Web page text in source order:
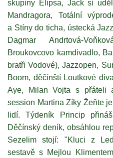
skupiny Elipsa, Jack si
Mandragora, Totální
a Stíny do ticha, ústecká
Dagmar Andrtová-
Broukovcovo kamdivadlo,
bratři Vodové), Jazzopen,
Boom, děčínští Loutkové
Aye, Milan Vojta s přáteli
session Martina Zíky Žeňte
lidí. Týdeník Princip
Děčínský deník, obsáhlou
Sezelim stojí: "Kluci z
sestavě s Mejlou